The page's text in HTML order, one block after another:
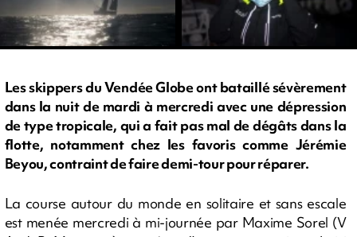
Les skippers du Vendée Globe ont bataillé sévèrement
dans la nuit de mardi à mercredi avec une dépression
de type tropicale, qui a fait pas mal de dégâts dans la
flotte, notamment chez les favoris comme Jérémie
Beyou, contraint de faire demi-tour pour réparer.
La course autour du monde en solitaire et sans escale
est menée mercredi à mi-journée par Maxime Sorel (V